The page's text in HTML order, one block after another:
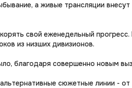
а живые трансляции
свой еженедельный прогресс.
из низших дивизионов.
благодаря совершенно новым
сюжетные линии -